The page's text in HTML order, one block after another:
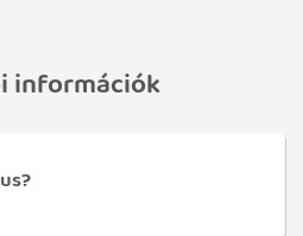
információk